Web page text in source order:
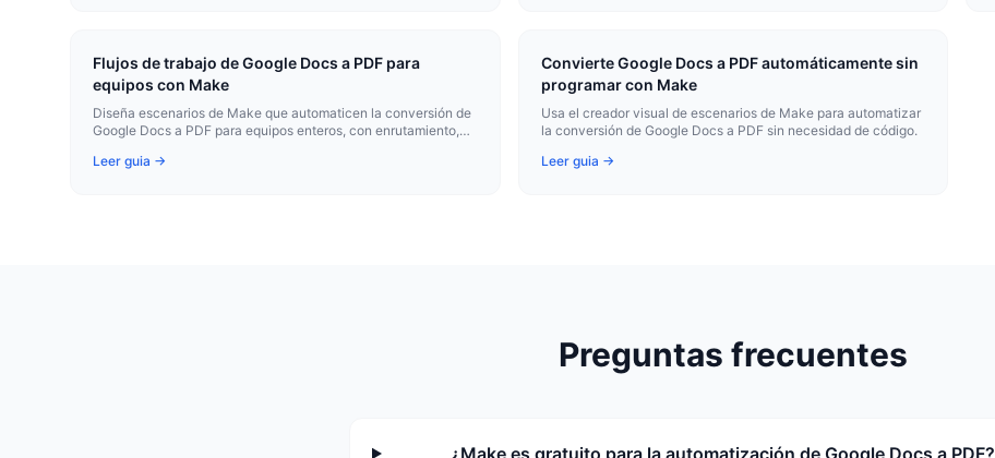
Flujos de trabajo de Google Docs a PDF para
equipos con Make
Diseña escenarios de Make que automaticen la conversión de
Google Docs a PDF para equipos enteros, con enrutamiento,
Leer guia →
Convierte Google Docs a PDF automáticamente sin
programar con Make
Usa el creador visual de escenarios de Make para automatizar
la conversión de Google Docs a PDF sin necesidad de código.
Leer guia →
Preguntas frecuentes
¿Make es gratuito para la automatización de Google Docs a PDF?